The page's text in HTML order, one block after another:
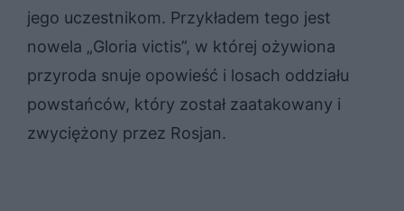
jego uczestnikom. Przykładem tego jest
nowela „Gloria victis”, w której ożywiona
przyroda snuje opowieść i losach oddziału
powstańców, który został zaatakowany i
zwyciężony przez Rosjan.